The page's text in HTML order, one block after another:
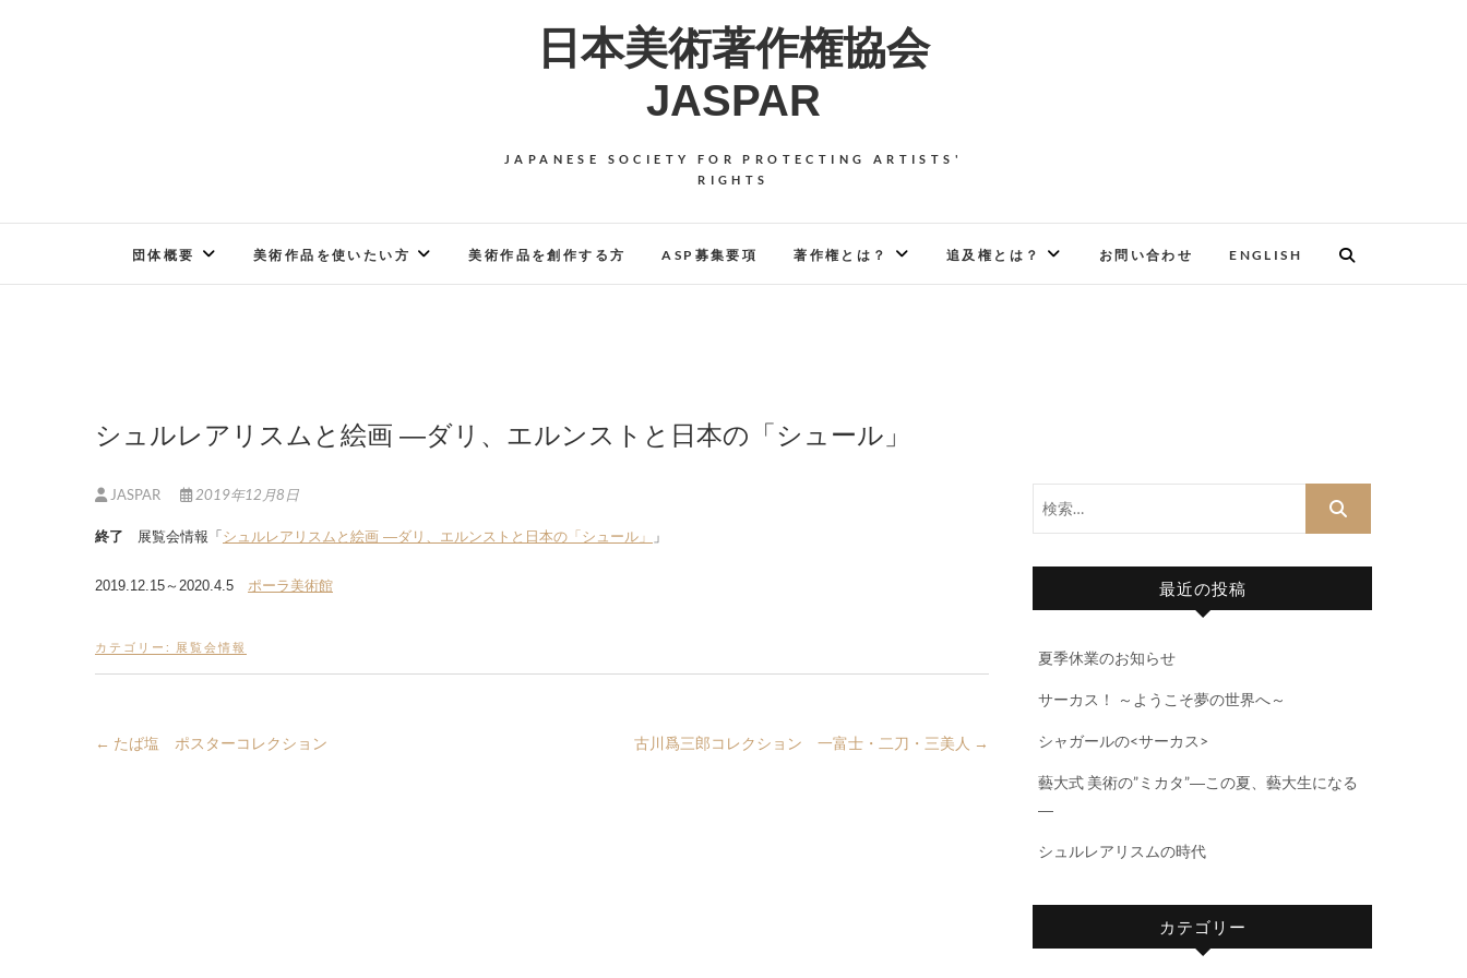
日本美術著作権協会
JASPAR
JAPANESE SOCIETY FOR PROTECTING ARTISTS'
RIGHTS
団体概要 美術作品を使いたい方 美術作品を創作する方 ASP募集要項 著作権とは？ 追及権とは？ お問い合わせ ENGLISH
シュルレアリスムと絵画 ―ダリ、エルンストと日本の「シュール」
JASPAR 2019年12月8日
終了 展覧会情報「シュルレアリスムと絵画 ―ダリ、エルンストと日本の「シュール」 」
2019.12.15～2020.4.5 ポーラ美術館
カテゴリー: 展覧会情報
← たば塩 ポスターコレクション 古川爲三郎コレクション 一富士・二刀・三美人 →
最近の投稿
夏季休業のお知らせ
サーカス！ ～ようこそ夢の世界へ～
シャガールの<サーカス>
藝大式 美術の”ミカタ”―この夏、藝大生になる
―
シュルレアリスムの時代
カテゴリー